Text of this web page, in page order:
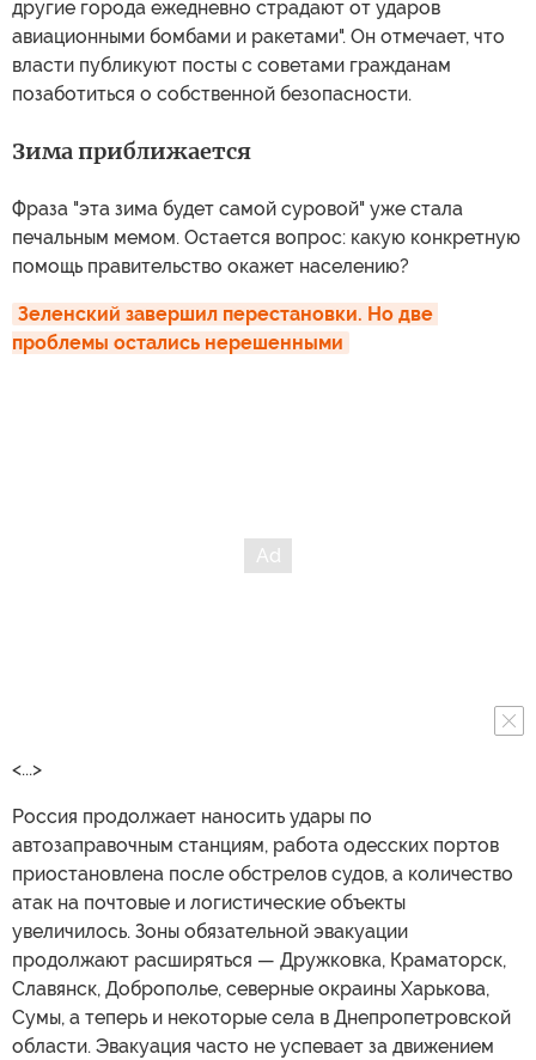
другие города ежедневно страдают от ударов
авиационными бомбами и ракетами". Он отмечает, что
власти публикуют посты с советами гражданам
позаботиться о собственной безопасности.
Зима приближается
Фраза "эта зима будет самой суровой" уже стала
печальным мемом. Остается вопрос: какую конкретную
помощь правительство окажет населению?
Зеленский завершил перестановки. Но две
проблемы остались нерешенными
<...>
Россия продолжает наносить удары по
автозаправочным станциям, работа одесских портов
приостановлена после обстрелов судов, а количество
атак на почтовые и логистические объекты
увеличилось. Зоны обязательной эвакуации
продолжают расширяться — Дружковка, Краматорск,
Славянск, Доброполье, северные окраины Харькова,
Сумы, а теперь и некоторые села в Днепропетровской
области. Эвакуация часто не успевает за движением